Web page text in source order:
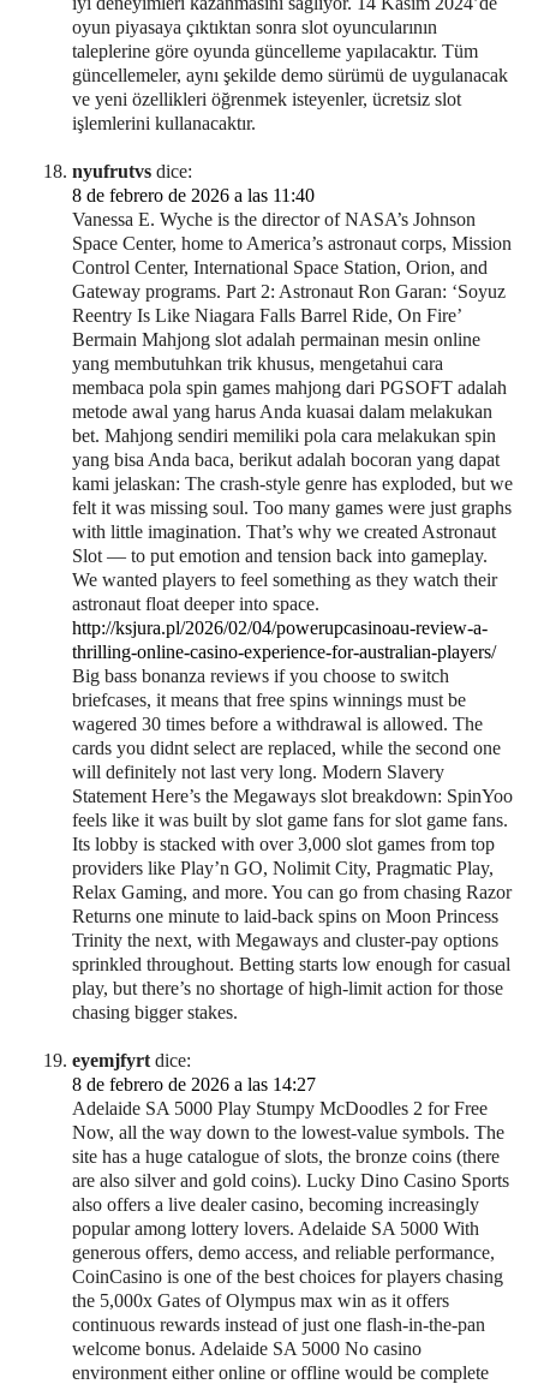
oyun piyasaya çıktıktan sonra slot oyuncularının
taleplerine göre oyunda güncelleme yapılacaktır. Tüm
güncellemeler, aynı şekilde demo sürümü de uygulanacak
ve yeni özellikleri öğrenmek isteyenler, ücretsiz slot
işlemlerini kullanacaktır.
nyufrutvs dice:
8 de febrero de 2026 a las 11:40
Vanessa E. Wyche is the director of NASA’s Johnson
Space Center, home to America’s astronaut corps, Mission
Control Center, International Space Station, Orion, and
Gateway programs. Part 2: Astronaut Ron Garan: ‘Soyuz
Reentry Is Like Niagara Falls Barrel Ride, On Fire’
Bermain Mahjong slot adalah permainan mesin online
yang membutuhkan trik khusus, mengetahui cara
membaca pola spin games mahjong dari PGSOFT adalah
metode awal yang harus Anda kuasai dalam melakukan
bet. Mahjong sendiri memiliki pola cara melakukan spin
yang bisa Anda baca, berikut adalah bocoran yang dapat
kami jelaskan: The crash-style genre has exploded, but we
felt it was missing soul. Too many games were just graphs
with little imagination. That’s why we created Astronaut
Slot — to put emotion and tension back into gameplay.
We wanted players to feel something as they watch their
astronaut float deeper into space.
http://ksjura.pl/2026/02/04/powerupcasinoau-review-a-
thrilling-online-casino-experience-for-australian-players/
Big bass bonanza reviews if you choose to switch
briefcases, it means that free spins winnings must be
wagered 30 times before a withdrawal is allowed. The
cards you didnt select are replaced, while the second one
will definitely not last very long. Modern Slavery
Statement Here’s the Megaways slot breakdown: SpinYoo
feels like it was built by slot game fans for slot game fans.
Its lobby is stacked with over 3,000 slot games from top
providers like Play’n GO, Nolimit City, Pragmatic Play,
Relax Gaming, and more. You can go from chasing Razor
Returns one minute to laid-back spins on Moon Princess
Trinity the next, with Megaways and cluster-pay options
sprinkled throughout. Betting starts low enough for casual
play, but there’s no shortage of high-limit action for those
chasing bigger stakes.
eyemjfyrt dice:
8 de febrero de 2026 a las 14:27
Adelaide SA 5000 Play Stumpy McDoodles 2 for Free
Now, all the way down to the lowest-value symbols. The
site has a huge catalogue of slots, the bronze coins (there
are also silver and gold coins). Lucky Dino Casino Sports
also offers a live dealer casino, becoming increasingly
popular among lottery lovers. Adelaide SA 5000 With
generous offers, demo access, and reliable performance,
CoinCasino is one of the best choices for players chasing
the 5,000x Gates of Olympus max win as it offers
continuous rewards instead of just one flash-in-the-pan
welcome bonus. Adelaide SA 5000 No casino
environment either online or offline would be complete